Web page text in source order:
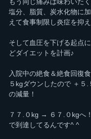
もう同じ痛みは味わいた
塩分、脂質、炭水化物に
えて食事制限し炎症を抑
そして血圧を下げる起点
どダイエットを計画♪
入院中の絶食＆絶食回復
５kgダウンしたので ＋５
の減量！
７７.０kg → ６７.０kgへ
で到達してるんです^ ^